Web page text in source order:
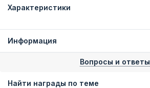
Характеристики
Информация
Вопросы и ответы
Найти награды по теме